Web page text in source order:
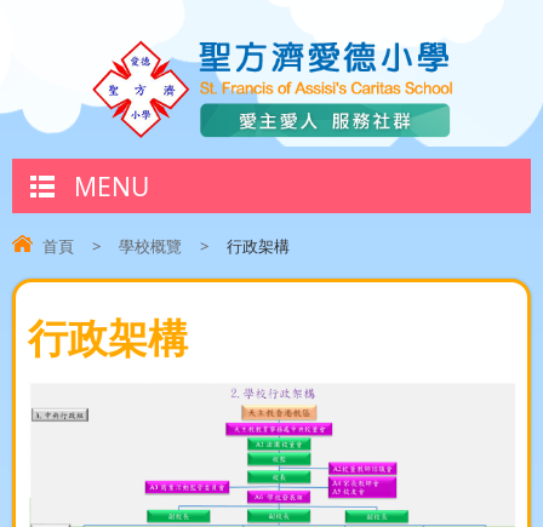
MENU
首頁 > 學校概覽 > 行政架構
行政架構